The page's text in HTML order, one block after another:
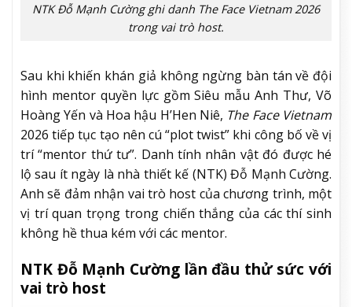
NTK Đỗ Mạnh Cường ghi danh The Face Vietnam 2026
trong vai trò host.
Sau khi khiến khán giả không ngừng bàn tán về đội
hình mentor quyền lực gồm Siêu mẫu Anh Thư, Võ
Hoàng Yến và Hoa hậu H’Hen Niê, The Face Vietnam
2026 tiếp tục tạo nên cú “plot twist” khi công bố về vị
trí “mentor thứ tư”. Danh tính nhân vật đó được hé
lộ sau ít ngày là nhà thiết kế (NTK) Đỗ Mạnh Cường.
Anh sẽ đảm nhận vai trò host của chương trình, một
vị trí quan trọng trong chiến thắng của các thí sinh
không hề thua kém với các mentor.
NTK Đỗ Mạnh Cường lần đầu thử sức với
vai trò host